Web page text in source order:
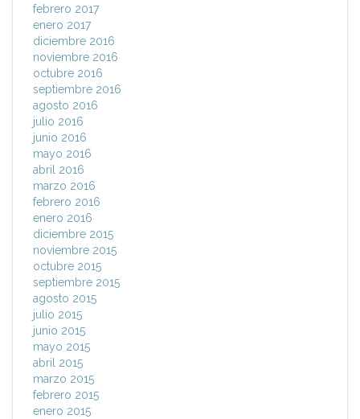
febrero 2017
enero 2017
diciembre 2016
noviembre 2016
octubre 2016
septiembre 2016
agosto 2016
julio 2016
junio 2016
mayo 2016
abril 2016
marzo 2016
febrero 2016
enero 2016
diciembre 2015
noviembre 2015
octubre 2015
septiembre 2015
agosto 2015
julio 2015
junio 2015
mayo 2015
abril 2015
marzo 2015
febrero 2015
enero 2015